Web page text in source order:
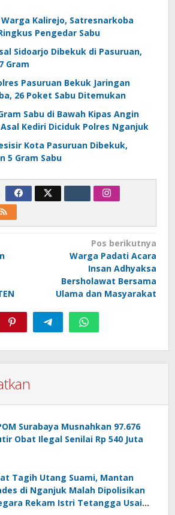
Kalirejo, Satresnarkoba
Pengedar Sabu
Sidoarjo Dibekuk di Pasuruan,
Gram
Pasuruan Bekuk Jaringan
26 Poket Sabu Ditemukan
Sabu di Bawah Kipas Angin
Kediri Diciduk Polres Nganjuk
Kota Pasuruan Dibekuk,
5 Gram Sabu
Pos berikutnya
Warga Padati Acara
Insan Adhyaksa
Bersholawat Bersama
Ulama dan Masyarakat
Surabaya Musnahkan 97.676
Obat Ilegal Senilai Rp 540 Juta
Tagih Utang Suami, Mantan
di Nganjuk Malah Dipolisikan
Rekam Istri Tetangga Usai